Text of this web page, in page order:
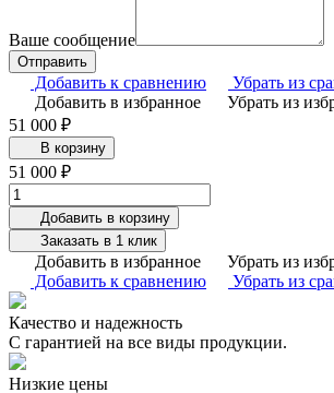
Ваше сообщение
Добавить к сравнению
Убрать из
Добавить в избранное
Убрать из
51 000 ₽
В корзину
51 000 ₽
Добавить в корзину
Заказать в 1 клик
Добавить в избранное
Убрать из
Добавить к сравнению
Убрать из
Качество и надежность
С гарантией на все виды продукции.
Низкие цены